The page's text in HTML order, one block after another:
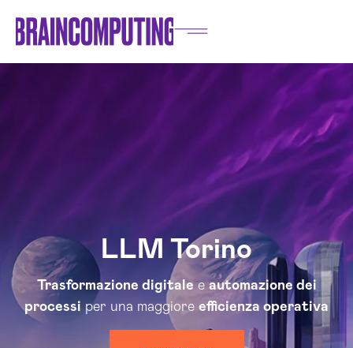
LLM Torino
Trasformazione digitaleeautomazione dei
processi per una maggiore efficienza operativa